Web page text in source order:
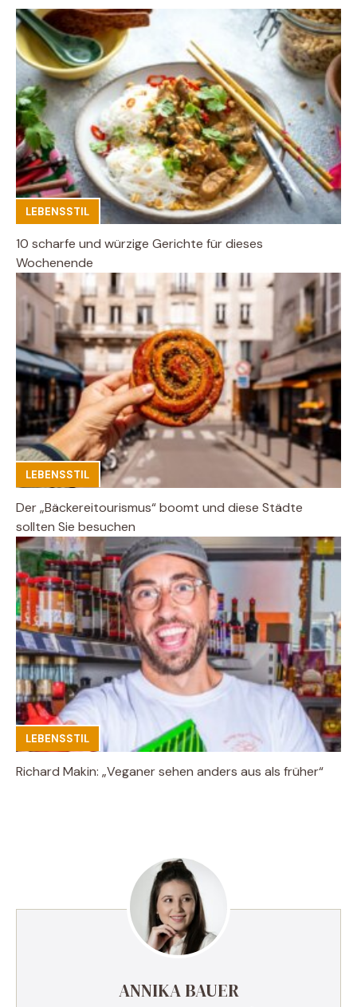
LEBENSSTIL
10 scharfe und würzige Gerichte für dieses
Wochenende
LEBENSSTIL
Der „Bäckereitourismus“ boomt und diese Städte
sollten Sie besuchen
LEBENSSTIL
Richard Makin: „Veganer sehen anders aus als früher“
ANNIKA BAUER